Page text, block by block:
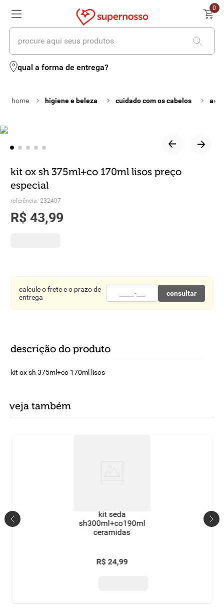
0
procure aqui seus produtos
qual a forma de entrega?
higiene e beleza cuidado com os cabelos
kit ox sh 375ml+co 170ml lisos preço
especial
referência: 232407
R$ 43,99
calcule o frete e o prazo de
entrega
consultar
descrição do produto
kit ox sh 375ml+co 170ml lisos
veja também
kit seda
sh300ml+co190ml
ceramidas
R$ 24,99
termos mais buscados
2º leite
º iogurte
queijo
6º biscoito
7